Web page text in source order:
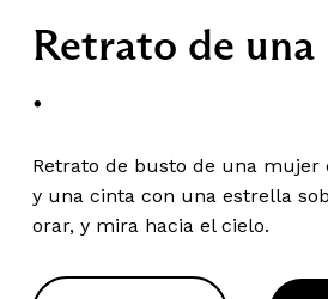
Retrato de
.
Retrato de busto de una mujer
y una cinta con una estrella
orar, y mira hacia el cielo.